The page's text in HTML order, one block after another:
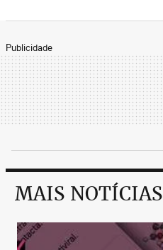
Publicidade
MAIS NOTÍCIAS